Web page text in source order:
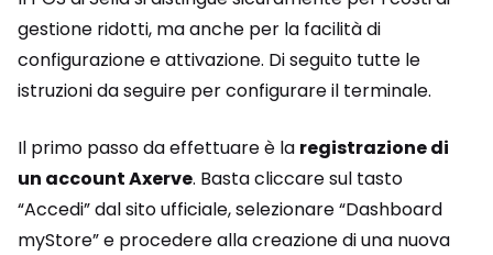
gestione ridotti, ma anche per la facilità di
configurazione e attivazione. Di seguito tutte le
istruzioni da seguire per configurare il terminale.
Il primo passo da effettuare è la registrazione di
un account Axerve. Basta cliccare sul tasto
“Accedi” dal sito ufficiale, selezionare “Dashboard
myStore” e procedere alla creazione di una nuova